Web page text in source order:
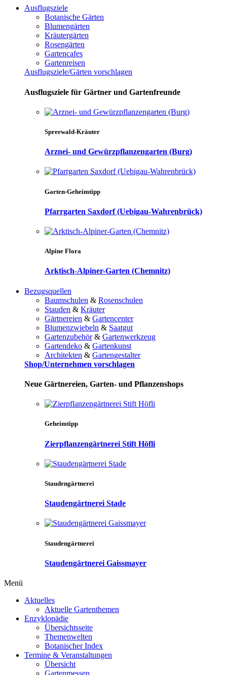
Ausflugsziele
Botanische Gärten
Blumengärten
Kräutergärten
Rosengärten
Gartencafes
Gartenreisen
Ausflugsziele/Gärten vorschlagen
Ausflugsziele für Gärtner und Gartenfreunde
Spreewald-Kräuter
Arznei- und Gewürzpflanzengarten (Burg)
Garten-Geheimtipp
Pfarrgarten Saxdorf (Uebigau-Wahrenbrück)
Alpine Flora
Arktisch-Alpiner-Garten (Chemnitz)
Bezugsquellen
Baumschulen & Rosenschulen
Stauden & Kräuter
Gärtnereien & Gartencenter
Blumenzwiebeln & Saatgut
Gartenzubehör& Gartenwerkzeug
Gartendeko & Gartenkunst
Architekten & Gartengestalter
Shop/Unternehmen vorschlagen
Neue Gärtnereien, Garten- und Pflanzenshops
Geheimtipp
Zierpflanzengärtnerei Stift Höfli
Staudengärtnerei
Staudengärtnerei Stade
Staudengärtnerei
Staudengärtnerei Gaissmayer
Menü
Aktuelles
Aktuelle Gartenthemen
Enzyklopädie
Übersichtsseite
Themenwelten
Botanischer Index
Termine & Veranstaltungen
Übersicht
Gartenmessen